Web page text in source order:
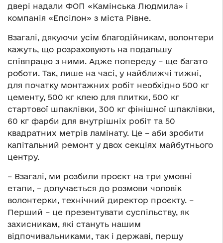
двері надали ФОП «Камінська Людмила» і
компанія «Епсілон» з міста Рівне.
Взагалі, дякуючи усім благодійникам, волонтери
кажуть, що розраховують на подальшу
співпрацю з ними. Адже попереду – ще багато
роботи. Так, лише на часі, у найближчі тижні,
для початку монтажних робіт необхідно 500 кг
цементу, 500 кг клею для плитки, 500 кг
стартової шпаклівки, 300 кг фінішної шпаклівки,
60 кг фарби для внутрішніх робіт та 50
квадратних метрів ламінату. Це – аби зробити
капітальний ремонт у двох секціях майбутнього
центру.
– Взагалі, ми розбили проєкт на три умовні
етапи, – долучається до розмови чоловік
волонтерки, технічний директор проєкту. –
Перший – це презентувати суспільству, як
захисникам, які стануть нашим
відпочивальниками, так і державі, першу